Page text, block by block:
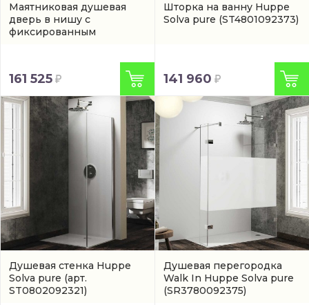
Маятниковая душевая
дверь в нишу с
фиксированным
ST0407092322)
161 525
Шторка на ванну Huppe
Solva pure (ST4801092373)
141 960
Душевая стенка Huppe
Solva pure (арт.
ST0802092321)
Душевая перегородка
Walk In Huppe Solva pure
(SR3780092375)